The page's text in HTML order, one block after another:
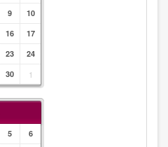
9
10
16
17
23
24
30 1
5
6